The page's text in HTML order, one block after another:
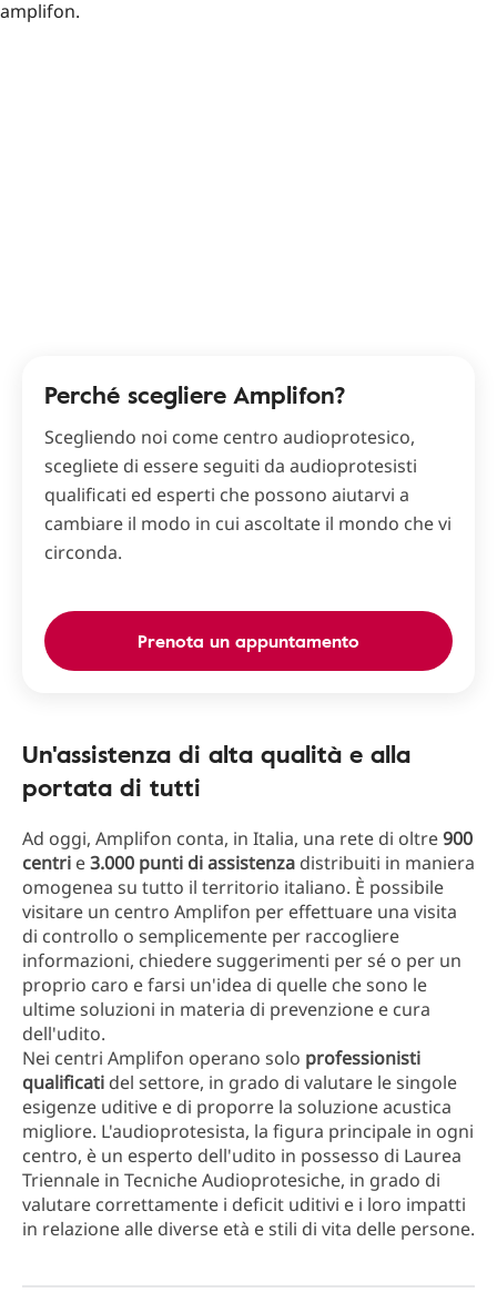
Perché scegliere Amplifon?
Scegliendo noi come centro audioprotesico,
scegliete di essere seguiti da audioprotesisti
qualificati ed esperti che possono aiutarvi a
cambiare il modo in cui ascoltate il mondo che vi
circonda.
Prenota un appuntamento
Un'assistenza di alta qualità e alla
portata di tutti
Ad oggi, Amplifon conta, in Italia, una rete di oltre900
centri e3.000 punti di assistenza distribuiti in maniera
omogenea su tutto il territorio italiano. È possibile
visitare un centro Amplifon per effettuare una visita
di controllo o semplicemente per raccogliere
informazioni, chiedere suggerimenti per sé o per un
proprio caro e farsi un'idea di quelle che sono le
ultime soluzioni in materia di prevenzione e cura
dell'udito.
Nei centri Amplifon operano solo professionisti
qualificati del settore, in grado di valutare le singole
esigenze uditive e di proporre la soluzione acustica
migliore. L'audioprotesista, la figura principale in ogni
centro, è un esperto dell'udito in possesso di Laurea
Triennale in Tecniche Audioprotesiche, in grado di
valutare correttamente i deficit uditivi e i loro impatti
in relazione alle diverse età e stili di vita delle persone.